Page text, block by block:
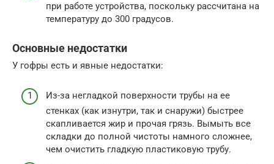
при работе устройства, поскольку рассчитана на
температуру до 300 градусов.
Основные недостатки
У гофры есть и явные недостатки:
Из-за негладкой поверхности трубы на ее
стенках (как изнутри, так и снаружи) быстрее
скапливается жир и прочая грязь. Вымыть все
складки до полной чистоты намного сложнее,
чем очистить гладкую пластиковую трубу.